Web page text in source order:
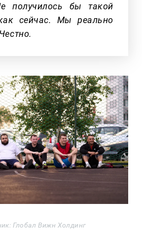
получилось бы такой
сейчас. Мы реально
Глобал Вижн Холдинг